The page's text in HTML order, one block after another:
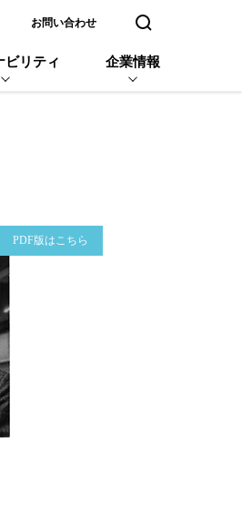
お問い合わせ 検索窓を開く
ビリティ 企業情報
PDF版はこちら